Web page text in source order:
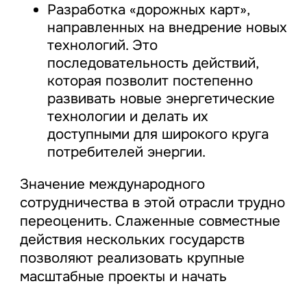
Разработка «дорожных карт»,
направленных на внедрение новых
технологий. Это
последовательность действий,
которая позволит постепенно
развивать новые энергетические
технологии и делать их
доступными для широкого круга
потребителей энергии.
Значение международного
сотрудничества в этой отрасли трудно
переоценить. Слаженные совместные
действия нескольких государств
позволяют реализовать крупные
масштабные проекты и начать